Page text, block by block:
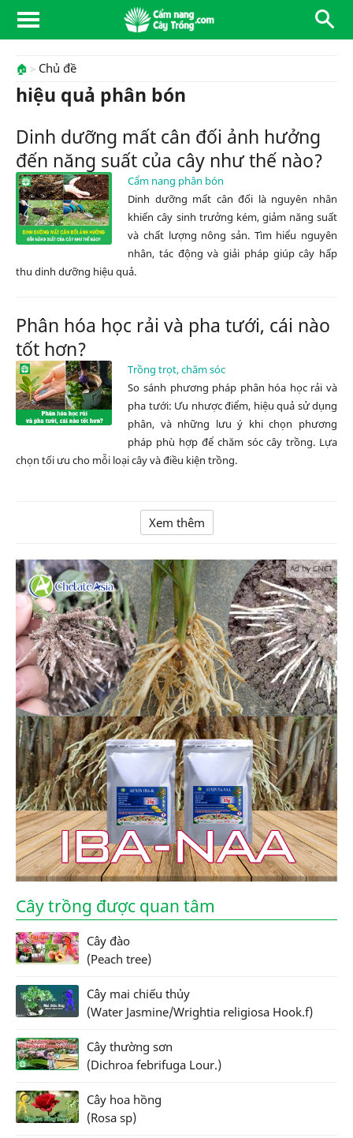
🏠 Chủ đề
hiệu quả phân bón
Dinh dưỡng mất cân đối ảnh hưởng
đến năng suất của cây như thế nào?
Cẩm nang phân bón
Dinh dưỡng mất cân đối là nguyên nhân
khiến cây sinh trưởng kém, giảm năng suất
và chất lượng nông sản. Tìm hiểu nguyên
nhân, tác động và giải pháp giúp cây hấp
thu dinh dưỡng hiệu quả.
Phân hóa học rải và pha tưới, cái nào
tốt hơn?
Trồng trọt, chăm sóc
So sánh phương pháp phân hóa học rải và
pha tưới: Ưu nhược điểm, hiệu quả sử dụng
phân, và những lưu ý khi chọn phương
pháp phù hợp để chăm sóc cây trồng. Lựa
chọn tối ưu cho mỗi loại cây và điều kiện trồng.
Xem thêm
Ad by CNCT
Cây trồng được quan tâm
Cây đào
(Peach tree)
Cây mai chiếu thủy
(Water Jasmine/Wrightia religiosa Hook.f)
Cây thường sơn
(Dichroa febrifuga Lour.)
Cây hoa hồng
(Rosa sp)